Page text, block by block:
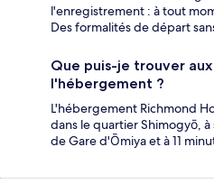
l'enregistrement : à tout
Des formalités de départ
Que puis-je trouver
l'hébergement ?
L'hébergement Richmond
dans le quartier Shimogyō,
de Gare d'Ōmiya et à 11